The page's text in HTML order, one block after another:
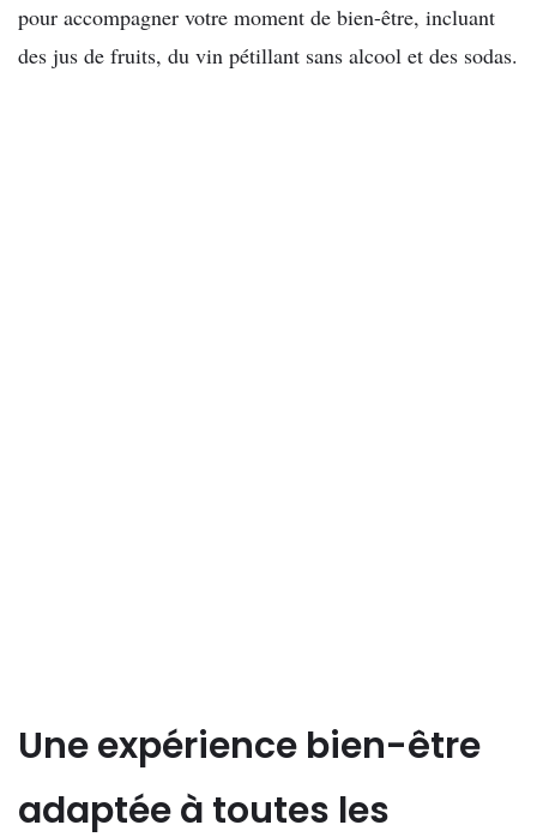
pour accompagner votre moment de bien-être, incluant
des jus de fruits, du vin pétillant sans alcool et des sodas.
Une expérience bien-être
adaptée à toutes les